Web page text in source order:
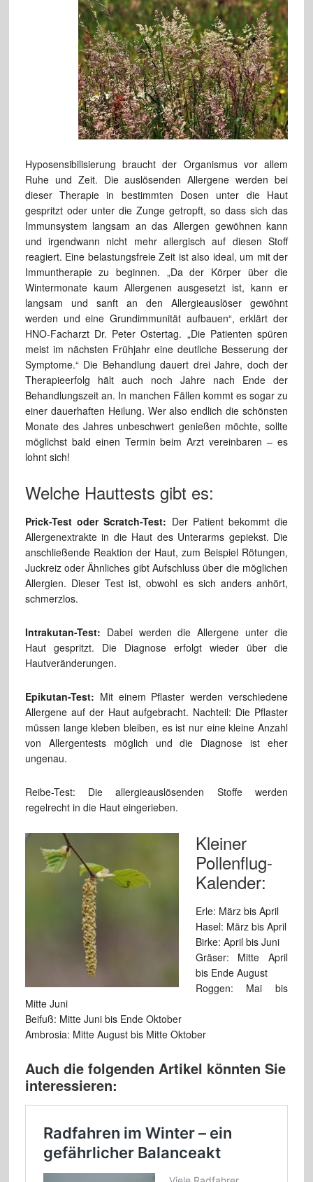
Hyposensibilisierung braucht der Organismus vor allem
Ruhe und Zeit. Die auslösenden Allergene werden bei
dieser Therapie in bestimmten Dosen unter die Haut
gespritzt oder unter die Zunge getropft, so dass sich das
Immunsystem langsam an das Allergen gewöhnen kann
und irgendwann nicht mehr allergisch auf diesen Stoff
reagiert. Eine belastungsfreie Zeit ist also ideal, um mit der
Immuntherapie zu beginnen. „Da der Körper über die
Wintermonate kaum Allergenen ausgesetzt ist, kann er
langsam und sanft an den Allergieauslöser gewöhnt
werden und eine Grundimmunität aufbauen“, erklärt der
HNO-Facharzt Dr. Peter Ostertag. „Die Patienten spüren
meist im nächsten Frühjahr eine deutliche Besserung der
Symptome.“ Die Behandlung dauert drei Jahre, doch der
Therapieerfolg hält auch noch Jahre nach Ende der
Behandlungszeit an. In manchen Fällen kommt es sogar zu
einer dauerhaften Heilung. Wer also endlich die schönsten
Monate des Jahres unbeschwert genießen möchte, sollte
möglichst bald einen Termin beim Arzt vereinbaren – es
lohnt sich!
Welche Hauttests gibt es:
Prick-Test oder Scratch-Test: Der Patient bekommt die
Allergenextrakte in die Haut des Unterarms gepiekst. Die
anschließende Reaktion der Haut, zum Beispiel Rötungen,
Juckreiz oder Ähnliches gibt Aufschluss über die möglichen
Allergien. Dieser Test ist, obwohl es sich anders anhört,
schmerzlos.
Intrakutan-Test: Dabei werden die Allergene unter die
Haut gespritzt. Die Diagnose erfolgt wieder über die
Hautveränderungen.
Epikutan-Test: Mit einem Pflaster werden verschiedene
Allergene auf der Haut aufgebracht. Nachteil: Die Pflaster
müssen lange kleben bleiben, es ist nur eine kleine Anzahl
von Allergentests möglich und die Diagnose ist eher
ungenau.
Reibe-Test: Die allergieauslösenden Stoffe werden
regelrecht in die Haut eingerieben.
Kleiner
Pollenflug-
Kalender:
Erle: März bis April
Hasel: März bis April
Birke: April bis Juni
Gräser: Mitte April
bis Ende August
Roggen: Mai bis
Mitte Juni
Beifuß: Mitte Juni bis Ende Oktober
Ambrosia: Mitte August bis Mitte Oktober
Auch die folgenden Artikel könnten Sie
interessieren: